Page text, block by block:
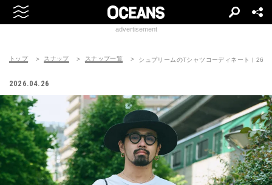
advertisement
トップ スナップ スナップ一覧 シュプリームのTシャツコーディネート |
2026.04.26